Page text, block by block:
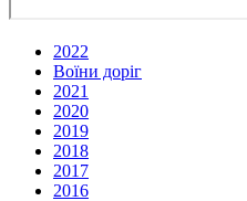
2022
Воїни доріг
2021
2020
2019
2018
2017
2016